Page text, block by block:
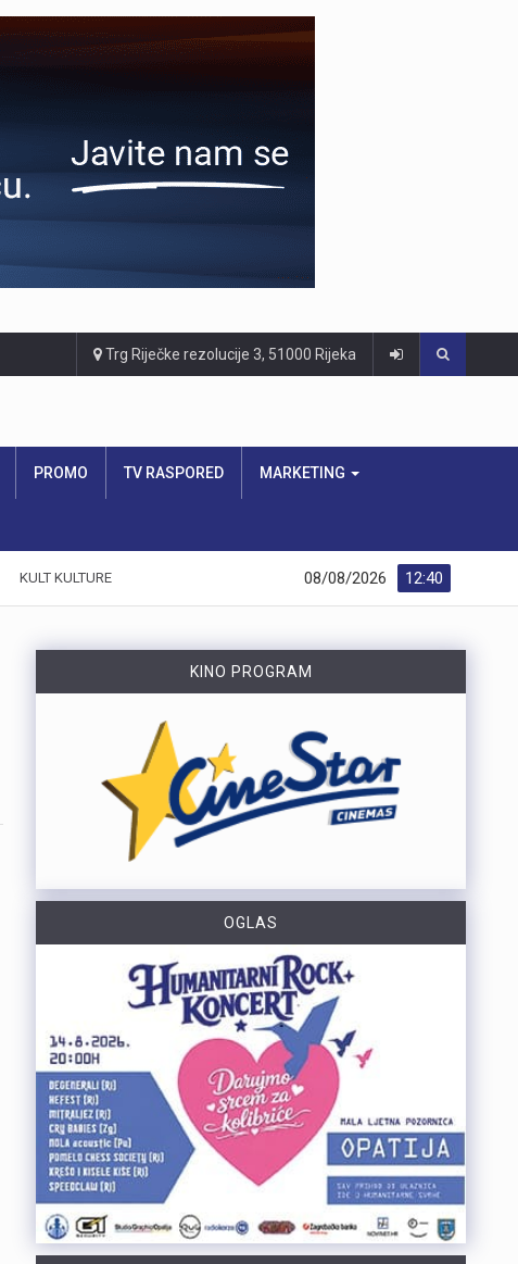
Trg Riječke rezolucije 3, 51000 Rijeka
PROMO TV RASPORED MARKETING
KULT KULTURE 12:40
08/08/2026
KINO PROGRAM
OGLAS